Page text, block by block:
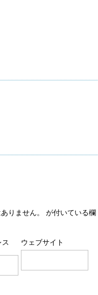
りません。 が付いている欄
ス ウェブサイト